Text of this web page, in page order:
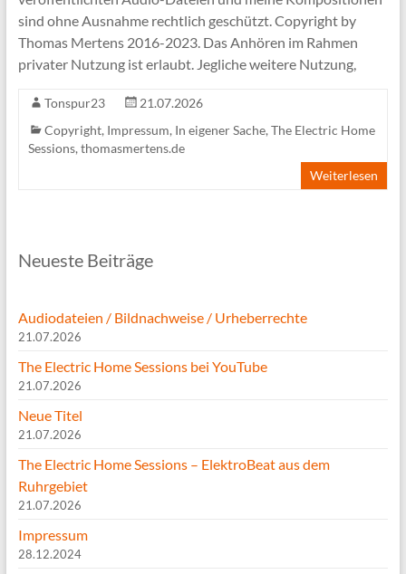
sind ohne Ausnahme rechtlich geschützt. Copyright by
Thomas Mertens 2016-2023. Das Anhören im Rahmen
privater Nutzung ist erlaubt. Jegliche weitere Nutzung,
Tonspur23
21.07.2026
Copyright, Impressum, In eigener Sache, The Electric Home
Sessions, thomasmertens.de
Weiterlesen
Neueste Beiträge
Audiodateien / Bildnachweise / Urheberrechte
21.07.2026
The Electric Home Sessions bei YouTube
21.07.2026
Neue Titel
21.07.2026
The Electric Home Sessions – ElektroBeat aus dem
Ruhrgebiet
21.07.2026
Impressum
28.12.2024